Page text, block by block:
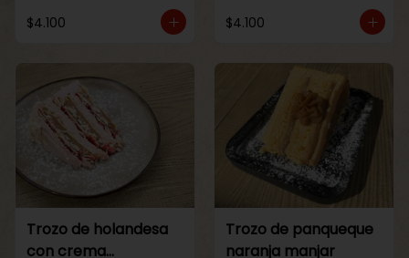
$4.100 $4.100
Trozo de holandesa
con crema
Trozo de panqueque
naranja manjar